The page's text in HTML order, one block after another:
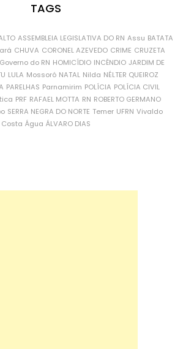
TAGS
ASSEMBLEIA LEGISLATIVA DO RN Assu BATATA
CHUVA CORONEL AZEVEDO CRIME CRUZETA
Governo do RN HOMICÍDIO INCÊNDIO JARDIM DE
LULA Mossoró NATAL Nilda NÉLTER QUEIROZ
PARELHAS Parnamirim POLÍCIA POLÍCIA CIVIL
PRF RAFAEL MOTTA RN ROBERTO GERMANO
SERRA NEGRA DO NORTE Temer UFRN Vivaldo
Costa Água ÁLVARO DIAS